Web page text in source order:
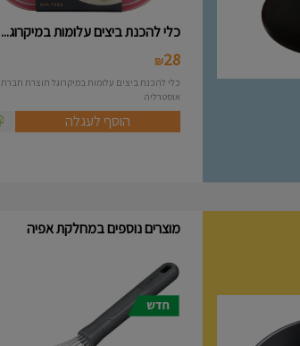
כלי להכנת ביצים עלומות במיקרוג...
28
₪
אוסטרליה
הוסף לעגלה
מוצרים נוספים במחלקת אפיה